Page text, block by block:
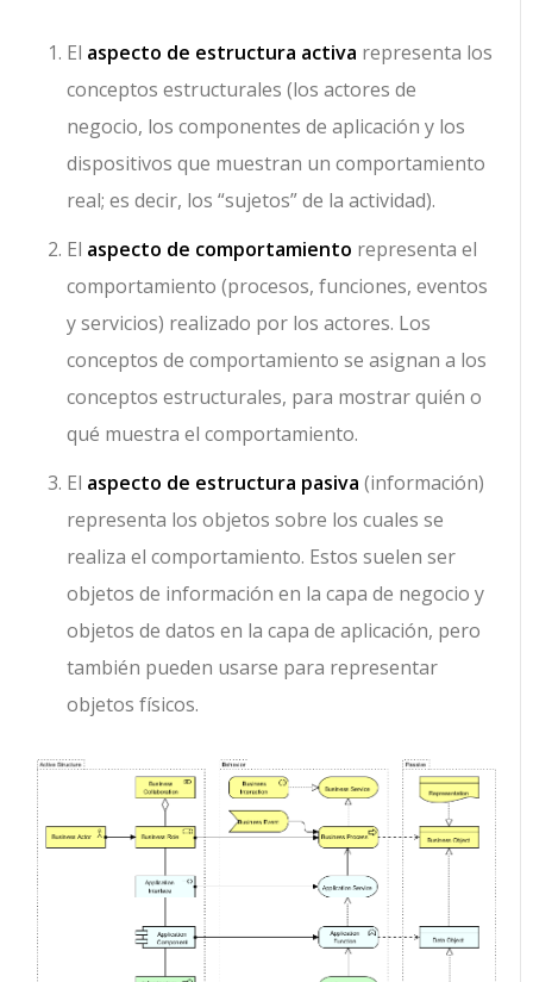
El aspecto de estructura activa representa los
conceptos estructurales (los actores de
negocio, los componentes de aplicación y los
dispositivos que muestran un comportamiento
real; es decir, los “sujetos” de la actividad).
El aspecto de comportamiento representa el
comportamiento (procesos, funciones, eventos
y servicios) realizado por los actores. Los
conceptos de comportamiento se asignan a los
conceptos estructurales, para mostrar quién o
qué muestra el comportamiento.
El aspecto de estructura pasiva (información)
representa los objetos sobre los cuales se
realiza el comportamiento. Estos suelen ser
objetos de información en la capa de negocio y
objetos de datos en la capa de aplicación, pero
también pueden usarse para representar
objetos físicos.